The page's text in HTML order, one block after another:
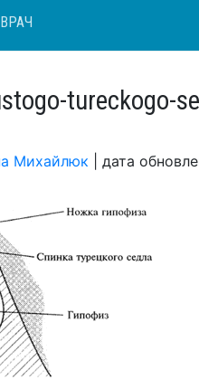
tureckogo-
Михайлюк дата